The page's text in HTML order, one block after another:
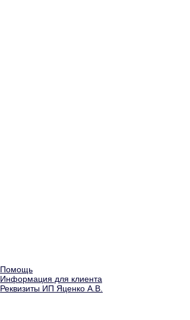
Помощь
Информация для клиента
Реквизиты ИП Яценко А.В.